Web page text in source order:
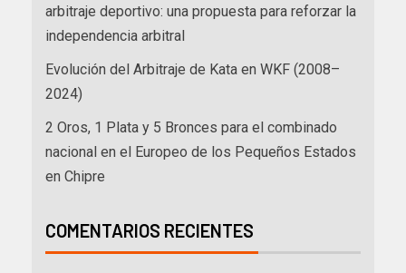
arbitraje deportivo: una propuesta para reforzar la
independencia arbitral
Evolución del Arbitraje de Kata en WKF (2008–
2024)
2 Oros, 1 Plata y 5 Bronces para el combinado
nacional en el Europeo de los Pequeños Estados
en Chipre
COMENTARIOS RECIENTES